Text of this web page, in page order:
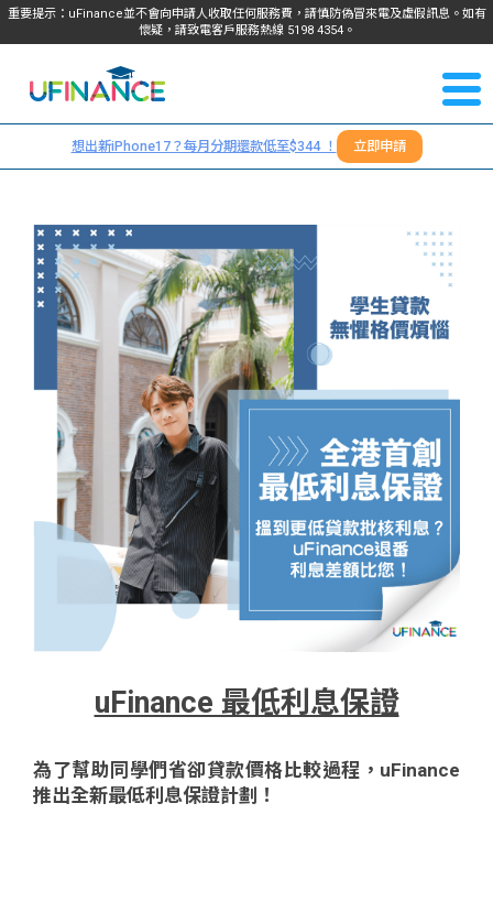
重要提示：uFinance並不會向申請人收取任何服務費，請慎防偽冒來電及虛假訊息。如有
懷疑，請致電客戶服務熱線 5198 4354。
我們
貸款
服務
學生
貸款
貸款
計算
學生
分享
大學
學生
資訊
Blog
大專
生筍
工推
搵工
Gui
常見
問題
學生
福利
nce
校園
們
＋
5198
4354
想出新iPhone17？每月分期還款低至$344 ！ 立即申請
uFinance 最低利息保證
為了幫助同學們省卻貸款價格比較過程，uFinance
推出全新最低利息保證計劃！